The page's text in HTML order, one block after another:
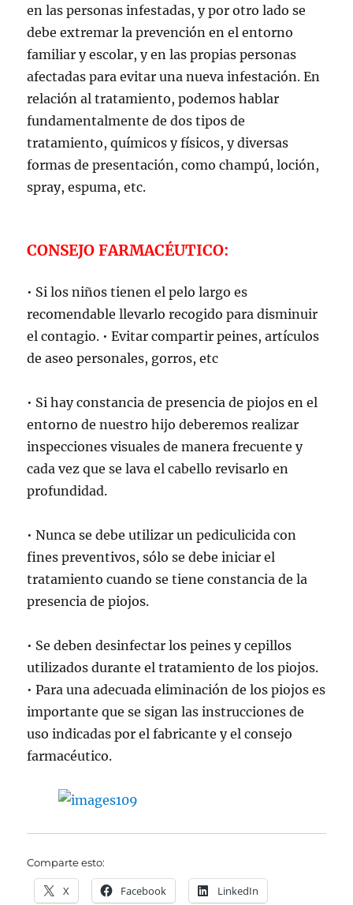
en las personas infestadas, y por otro lado se
debe extremar la prevención en el entorno
familiar y escolar, y en las propias personas
afectadas para evitar una nueva infestación. En
relación al tratamiento, podemos hablar
fundamentalmente de dos tipos de
tratamiento, químicos y físicos, y diversas
formas de presentación, como champú, loción,
spray, espuma, etc.
CONSEJO FARMACÉUTICO:
• Si los niños tienen el pelo largo es
recomendable llevarlo recogido para disminuir
el contagio. • Evitar compartir peines, artículos
de aseo personales, gorros, etc
• Si hay constancia de presencia de piojos en el
entorno de nuestro hijo deberemos realizar
inspecciones visuales de manera frecuente y
cada vez que se lava el cabello revisarlo en
profundidad.
• Nunca se debe utilizar un pediculicida con
fines preventivos, sólo se debe iniciar el
tratamiento cuando se tiene constancia de la
presencia de piojos.
• Se deben desinfectar los peines y cepillos
utilizados durante el tratamiento de los piojos.
• Para una adecuada eliminación de los piojos es
importante que se sigan las instrucciones de
uso indicadas por el fabricante y el consejo
farmacéutico.
Comparte esto:
X Facebook LinkedIn